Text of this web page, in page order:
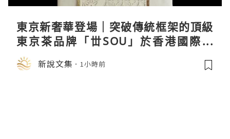
東京新奢華登場｜突破傳統框架的頂級
東京茶品牌「丗SOU」於香港國際茶
展首度亮相
新說文集 1小時前